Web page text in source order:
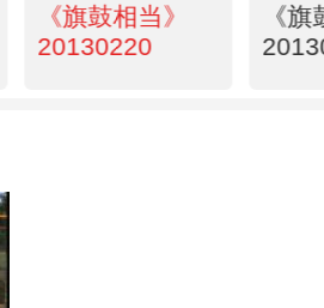
《旗鼓相当》
20130220
《